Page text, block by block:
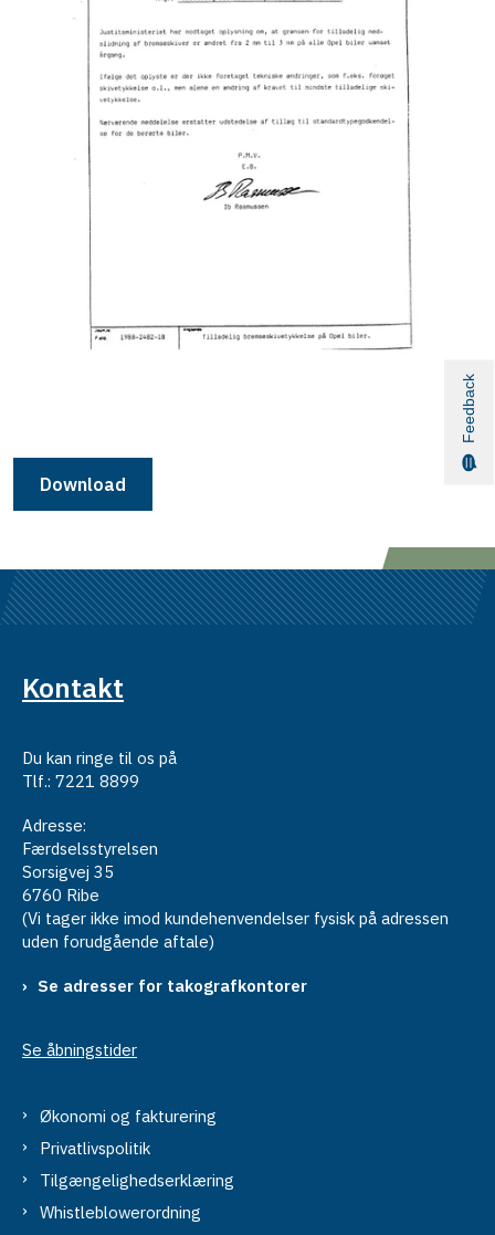
Download
Kontakt
Du kan ringe til os på
Tlf.: 7221 8899
Adresse:
Færdselsstyrelsen
Sorsigvej 35
6760 Ribe
(Vi tager ikke imod kundehenvendelser fysisk på adressen
uden forudgående aftale)
Se adresser for takografkontorer
Se åbningstider
Økonomi og fakturering
Privatlivspolitik
Tilgængelighedserklæring
Whistleblowerordning
Feedback